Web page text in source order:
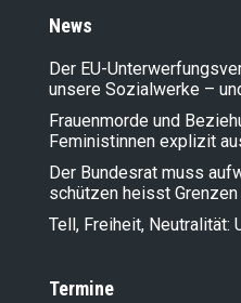
News
Der EU-
unsere Sozialwerke –
Frauenmorde und
Feministinnen explizit
Der Bundesrat muss
schützen heisst
Tell, Freiheit, Neutralität:
Termine